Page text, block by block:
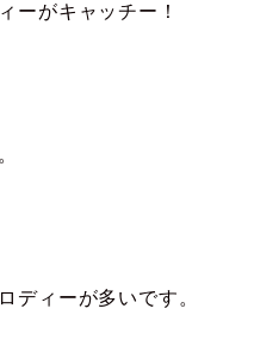
ーがキャッチー！
ディーが多いです。